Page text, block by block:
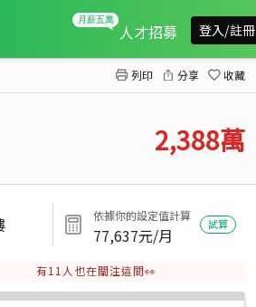
人才招募 登入/註冊
列印 分享 收藏
2,388萬
依據你的設定值計算
77,637元/月
試算
有11 人也在關注這間👀